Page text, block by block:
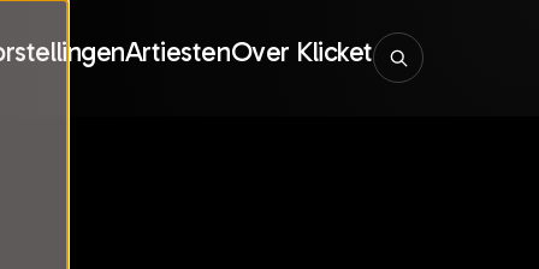
ArtiestenOver Klicket